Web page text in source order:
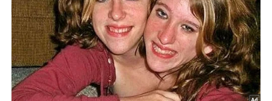
Zubereitung
Das Fleisch (möglichst Keule oder Filet) wird in
walnußgroße Würfel geschnitten und in Joghurt oder
auch in Buttermilch mit einem Lorbeerblatt mariniert.
(Zum Marinieren der Fleischstücke verwendet man am